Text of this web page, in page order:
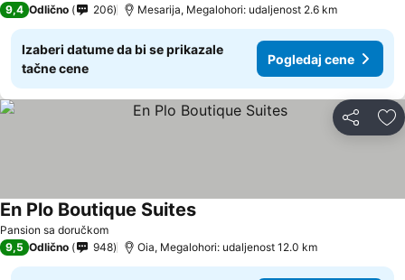
9,4 Odlično 206 Mesarija, Megalohori: udaljenost 2.6 km
Izaberi datume da bi se prikazale
tačne cene
Pogledaj cene
Deli
Pansion sa doručkom
En Plo Boutique Suites
9,5 Odlično 948 Oia, Megalohori: udaljenost 12.0 km